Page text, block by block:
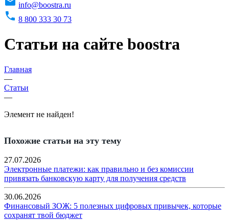
info@boostra.ru
8 800 333 30 73
Статьи на сайте boostra
Главная
—
Статьи
—
Элемент не найден!
Похожие статьи на эту тему
27.07.2026
Электронные платежи: как правильно и без комиссии
привязать банковскую карту для получения средств
30.06.2026
Финансовый ЗОЖ: 5 полезных цифровых привычек, которые
сохранят твой бюджет